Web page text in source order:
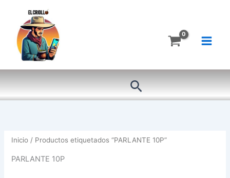
contenido
Buscar
Inicio / Productos etiquetados “PARLANTE 10P”
PARLANTE 10P